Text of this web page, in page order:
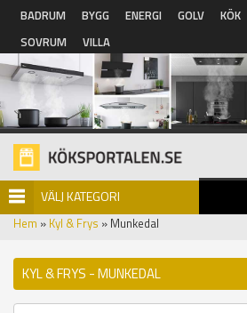
Hoppa till huvudinnehåll
BADRUM BYGG ENERGI GOLV KÖK
SOVRUM
VILLA
VÄLJ KATEGORI
Hem » Kyl & Frys » Munkedal
KYL & FRYS - MUNKEDAL